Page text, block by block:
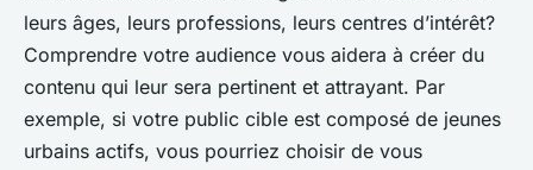
leurs âges, leurs professions, leurs centres d’intérêt?
Comprendre votre audience vous aidera à créer du
contenu qui leur sera pertinent et attrayant. Par
exemple, si votre public cible est composé de jeunes
urbains actifs, vous pourriez choisir de vous